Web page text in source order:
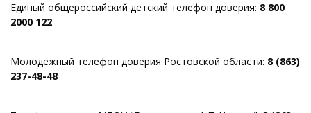
Единый общероссийский детский телефон доверия: 8 800
2000 122
Молодежный телефон доверия Ростовской области: 8 (863)
237-48-48